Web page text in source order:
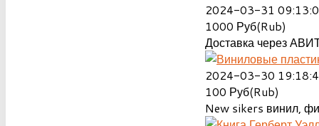
2024-03-31
1000 Руб(Rub)
Доставка через
2024-03-30
100 Руб(Rub)
New sikers винил,